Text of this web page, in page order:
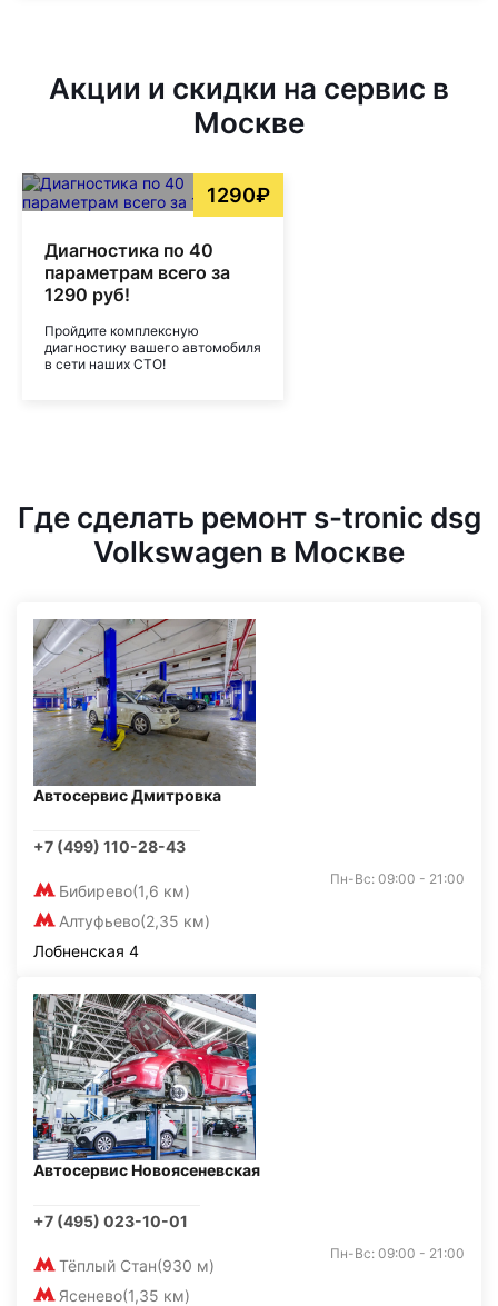
Акции и скидки на сервис в
Москве
1290₽
Диагностика по 40
параметрам всего за
1290 руб!
Пройдите комплексную
диагностику вашего автомобиля
в сети наших СТО!
Где сделать ремонт s-tronic dsg
Volkswagen в Москве
Автосервис Дмитровка
+7 (499) 110-28-43
Бибирево(1,6 км)
Алтуфьево(2,35 км)
Пн-Вс: 09:00 - 21:00
Лобненская 4
Автосервис Новоясеневская
+7 (495) 023-10-01
Тёплый Стан(930 м)
Ясенево(1,35 км)
Пн-Вс: 09:00 - 21:00